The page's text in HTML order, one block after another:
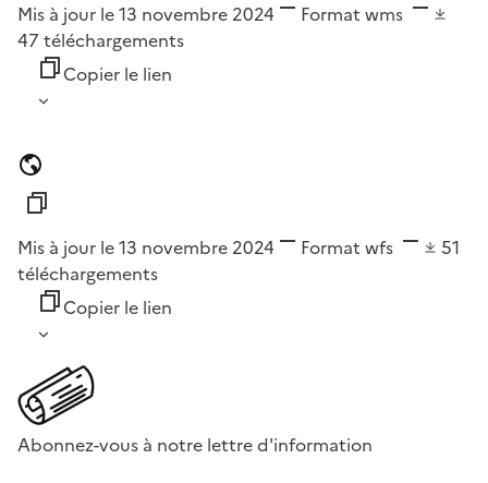
Mis à jour le 13 novembre 2024 Format wms
47 téléchargements
Copier le lien
Mis à jour le 13 novembre 2024 Format wfs
51
téléchargements
Copier le lien
Abonnez-vous à notre lettre d'information